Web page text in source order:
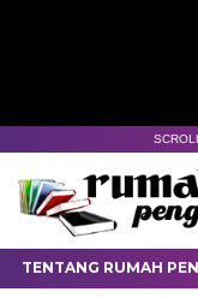
TENTANG RUMAH